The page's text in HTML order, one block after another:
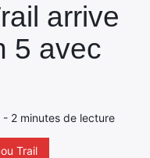
arrive
5 avec
- 2 minutes de lecture
Trail